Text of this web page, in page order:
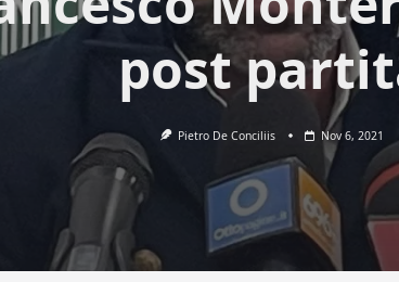
post
Pietro De Conciliis Nov 6, 2021